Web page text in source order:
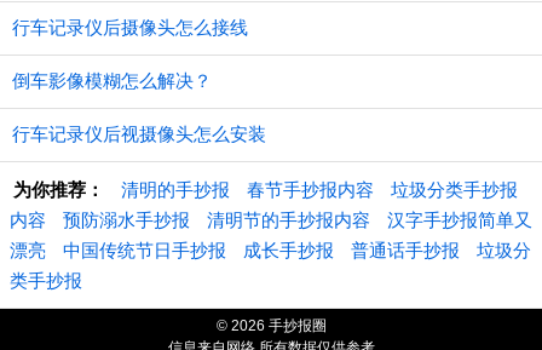
行车记录仪后摄像头怎么接线
倒车影像模糊怎么解决？
行车记录仪后视摄像头怎么安装
为你推荐： 清明的手抄报 春节手抄报内容
垃圾分类手抄报
内容
预防溺水手抄报 清明节的手抄报内容
汉字手抄报简单又
漂亮
中国传统节日手抄报 成长手抄报 普通话手抄报
垃圾分
类手抄报
© 2026 手抄报圈